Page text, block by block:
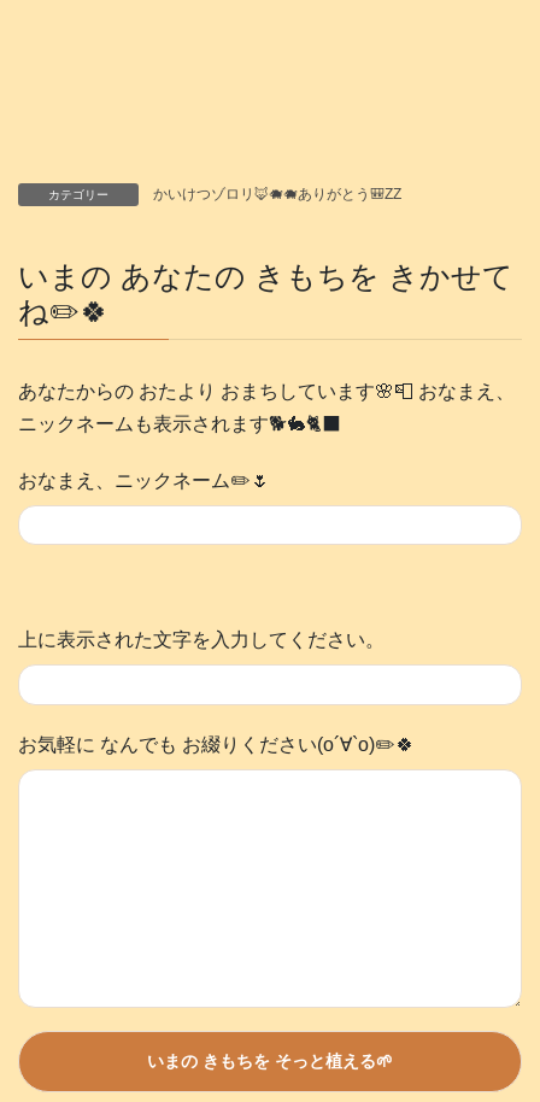
カテゴリー かいけつゾロリ🦊🐗🐗ありがとう🎒ZZ
いまの あなたの きもちを きかせて
ね✏️🍀
あなたからの おたより おまちしています🌸📮 おなまえ、
ニックネームも表示されます🐕️🐇🐈‍⬛
おなまえ、ニックネーム✏️🌷
上に表示された文字を入力してください。
お気軽に なんでも お綴りください(о´∀`о)✏️🍀